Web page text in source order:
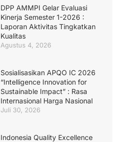
DPP AMMPI Gelar Evaluasi
Kinerja Semester 1-2026 :
Laporan Aktivitas Tingkatkan
Kualitas
Agustus 4, 2026
Sosialisasikan APQO IC 2026
“Intelligence Innovation for
Sustainable Impact” : Rasa
Internasional Harga Nasional
Juli 30, 2026
Indonesia Quality Excellence